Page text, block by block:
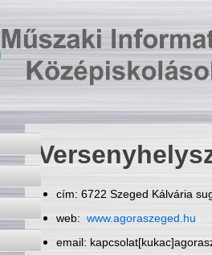
cím: 6722 Szeged Kálvária
web: www.agoraszeged.hu
email: